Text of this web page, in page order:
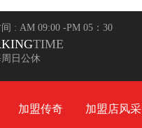
: AM 09:00 -PM 05：30
TIME
日公休
加盟传奇 加盟店风采